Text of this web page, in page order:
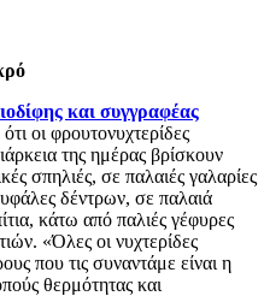
και συγγραφέας
οι φρουτονυχτερίδες
της ημέρας βρίσκουν
σπηλιές, σε παλαιές γαλαρίες
δέντρων, σε παλαιά
κάτω από παλιές γέφυρες
«Όλες οι νυχτερίδες
που τις συναντάμε είναι η
θερμότητας και